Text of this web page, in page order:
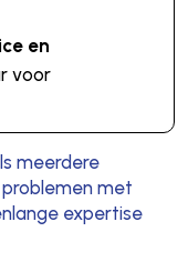
en
voor
meerdere
met
expertise